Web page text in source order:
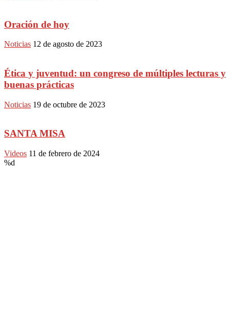
Oración de hoy
Noticias 12 de agosto de 2023
Ética y juventud: un congreso de múltiples lecturas y
buenas prácticas
Noticias 19 de octubre de 2023
SANTA MISA
Videos 11 de febrero de 2024
%d